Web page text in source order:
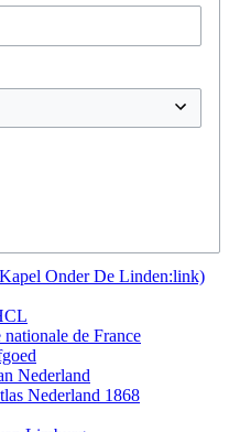
Onder De Linden:link)
de France
Nederland
Nederland 1868